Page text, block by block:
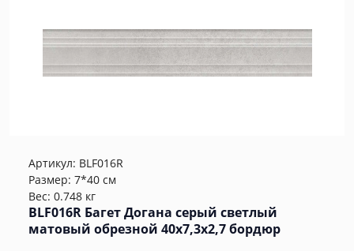
Артикул: BLF016R
Размер: 7*40 см
Вес: 0.748 кг
BLF016R Багет Догана серый светлый
матовый обрезной 40x7,3x2,7 бордюр